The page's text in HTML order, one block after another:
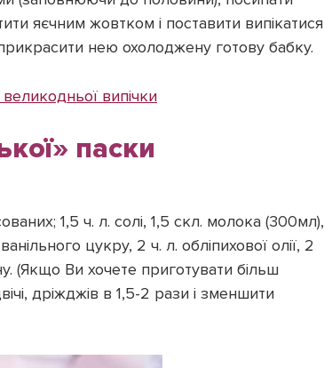
яєчним жовтком і поставити випікатися
нею охолоджену готову бабку.
випічки
паски
1,5 ч. л. солі, 1,5 скл. молока (300мл),
цукру, 2 ч. л. обліпихової олії, 2
(Якщо Ви хочете приготувати більш
дріжджів в 1,5-2 рази і зменшити